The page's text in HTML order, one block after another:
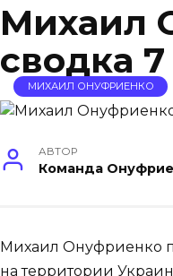
Михаил
сводка
МИХАИЛ ОНУФРИЕНКО
АВТОР
Команда
Михаил Онуфриенко
на территории